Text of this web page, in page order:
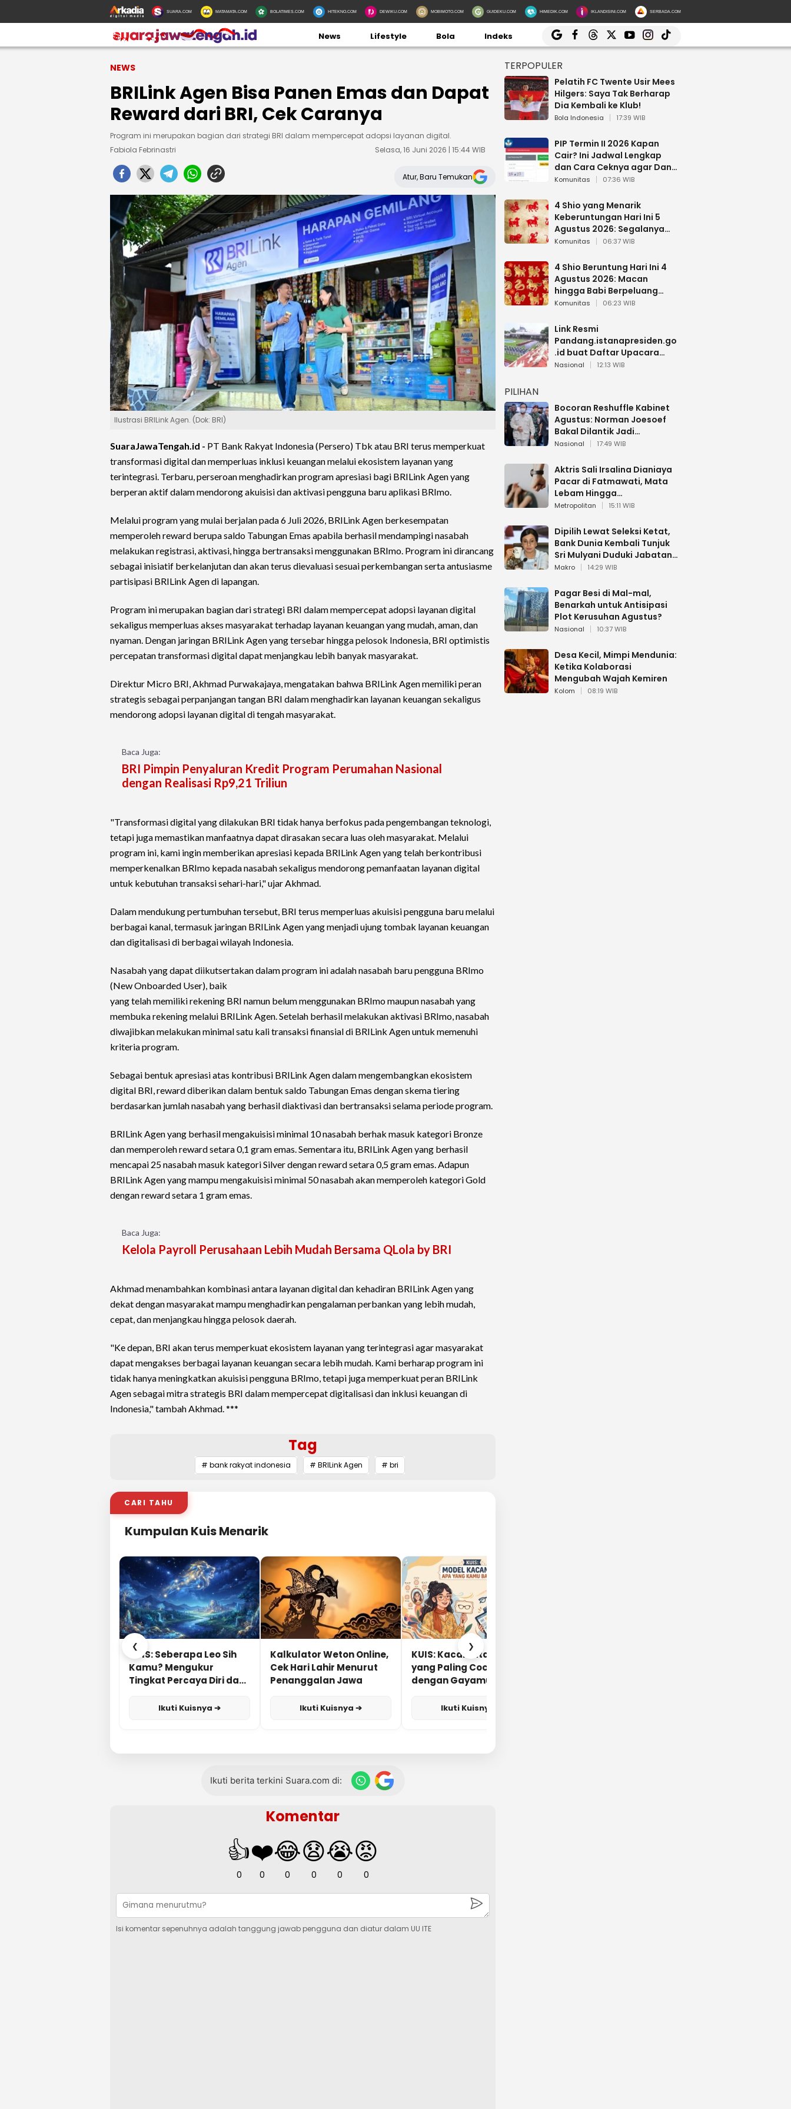
SUARA.COM MATAMATA.COM BOLATIMES.COM HITEKNO.COM DEWIKU.COM MOBIMOTO.COM GUIDEKU.COM HIMEDIK.COM IKLANDISINI.COM SERBADA.COM
News Lifestyle Bola Indeks
NEWS
BRILink Agen Bisa Panen Emas dan Dapat
Reward dari BRI, Cek Caranya
Program ini merupakan bagian dari strategi BRI dalam mempercepat adopsi layanan digital.
Fabiola Febrinastri
Selasa, 16 Juni 2026 | 15:44 WIB
Atur, Baru Temukan
Ilustrasi BRILink Agen. (Dok: BRI)
SuaraJawaTengah.id - PT Bank Rakyat Indonesia (Persero) Tbk atau BRI terus memperkuat
transformasi digital dan memperluas inklusi keuangan melalui ekosistem layanan yang
terintegrasi. Terbaru, perseroan menghadirkan program apresiasi bagi BRILink Agen yang
berperan aktif dalam mendorong akuisisi dan aktivasi pengguna baru aplikasi BRImo.
Melalui program yang mulai berjalan pada 6 Juli 2026, BRILink Agen berkesempatan
memperoleh reward berupa saldo Tabungan Emas apabila berhasil mendampingi nasabah
melakukan registrasi, aktivasi, hingga bertransaksi menggunakan BRImo. Program ini dirancang
sebagai inisiatif berkelanjutan dan akan terus dievaluasi sesuai perkembangan serta antusiasme
partisipasi BRILink Agen di lapangan.
Program ini merupakan bagian dari strategi BRI dalam mempercepat adopsi layanan digital
sekaligus memperluas akses masyarakat terhadap layanan keuangan yang mudah, aman, dan
nyaman. Dengan jaringan BRILink Agen yang tersebar hingga pelosok Indonesia, BRI optimistis
percepatan transformasi digital dapat menjangkau lebih banyak masyarakat.
Direktur Micro BRI, Akhmad Purwakajaya, mengatakan bahwa BRILink Agen memiliki peran
strategis sebagai perpanjangan tangan BRI dalam menghadirkan layanan keuangan sekaligus
mendorong adopsi layanan digital di tengah masyarakat.
Baca Juga:
BRI Pimpin Penyaluran Kredit Program Perumahan Nasional
dengan Realisasi Rp9,21 Triliun
"Transformasi digital yang dilakukan BRI tidak hanya berfokus pada pengembangan teknologi,
tetapi juga memastikan manfaatnya dapat dirasakan secara luas oleh masyarakat. Melalui
program ini, kami ingin memberikan apresiasi kepada BRILink Agen yang telah berkontribusi
memperkenalkan BRImo kepada nasabah sekaligus mendorong pemanfaatan layanan digital
untuk kebutuhan transaksi sehari-hari," ujar Akhmad.
Dalam mendukung pertumbuhan tersebut, BRI terus memperluas akuisisi pengguna baru melalui
berbagai kanal, termasuk jaringan BRILink Agen yang menjadi ujung tombak layanan keuangan
dan digitalisasi di berbagai wilayah Indonesia.
Nasabah yang dapat diikutsertakan dalam program ini adalah nasabah baru pengguna BRImo
(New Onboarded User), baik
yang telah memiliki rekening BRI namun belum menggunakan BRImo maupun nasabah yang
membuka rekening melalui BRILink Agen. Setelah berhasil melakukan aktivasi BRImo, nasabah
diwajibkan melakukan minimal satu kali transaksi finansial di BRILink Agen untuk memenuhi
kriteria program.
Sebagai bentuk apresiasi atas kontribusi BRILink Agen dalam mengembangkan ekosistem
digital BRI, reward diberikan dalam bentuk saldo Tabungan Emas dengan skema tiering
berdasarkan jumlah nasabah yang berhasil diaktivasi dan bertransaksi selama periode program.
BRILink Agen yang berhasil mengakuisisi minimal 10 nasabah berhak masuk kategori Bronze
dan memperoleh reward setara 0,1 gram emas. Sementara itu, BRILink Agen yang berhasil
mencapai 25 nasabah masuk kategori Silver dengan reward setara 0,5 gram emas. Adapun
BRILink Agen yang mampu mengakuisisi minimal 50 nasabah akan memperoleh kategori Gold
dengan reward setara 1 gram emas.
Baca Juga:
Kelola Payroll Perusahaan Lebih Mudah Bersama QLola by BRI
Akhmad menambahkan kombinasi antara layanan digital dan kehadiran BRILink Agen yang
dekat dengan masyarakat mampu menghadirkan pengalaman perbankan yang lebih mudah,
cepat, dan menjangkau hingga pelosok daerah.
"Ke depan, BRI akan terus memperkuat ekosistem layanan yang terintegrasi agar masyarakat
dapat mengakses berbagai layanan keuangan secara lebih mudah. Kami berharap program ini
tidak hanya meningkatkan akuisisi pengguna BRImo, tetapi juga memperkuat peran BRILink
Agen sebagai mitra strategis BRI dalam mempercepat digitalisasi dan inklusi keuangan di
Indonesia," tambah Akhmad. ***
Tag
# bank rakyat indonesia # BRILink Agen # bri
CARI TAHU
Kumpulan Kuis Menarik
❮
KUIS: Seberapa Leo Sih
Kamu? Mengukur
Tingkat Percaya Diri dan
Ikuti Kuisnya ➔
Kalkulator Weton Online,
Cek Hari Lahir Menurut
Penanggalan Jawa
Ikuti Kuisnya ➔
KUIS: Kacamata Apa
yang Paling Cocok
dengan Gayamu?
Ikuti Kuisnya ➔
❯
Ikuti berita terkini Suara.com di:
Komentar
👍
0
❤️
0
😂
0
😧
0
😭
0
😡
0
Isi komentar sepenuhnya adalah tanggung jawab pengguna dan diatur dalam UU ITE
TERPOPULER
Pelatih FC Twente Usir Mees
Hilgers: Saya Tak Berharap
Dia Kembali ke Klub!
Bola Indonesia 17:39 WIB
PIP Termin II 2026 Kapan
Cair? Ini Jadwal Lengkap
dan Cara Ceknya agar Dana
Tidak Hangus!
Komunitas 07:36 WIB
4 Shio yang Menarik
Keberuntungan Hari Ini 5
Agustus 2026: Segalanya
Berjalan Lancar
Komunitas 06:37 WIB
4 Shio Beruntung Hari Ini 4
Agustus 2026: Macan
hingga Babi Berpeluang
Dapat Kabar Baik
Komunitas 06:23 WIB
Link Resmi
Pandang.istanapresiden.go
.id buat Daftar Upacara
Bendera HUT RI di Istana
Nasional 12:13 WIB
PILIHAN
Bocoran Reshuffle Kabinet
Agustus: Norman Joesoef
Bakal Dilantik Jadi
Wamenhan RI
Nasional 17:49 WIB
Aktris Sali Irsalina Dianiaya
Pacar di Fatmawati, Mata
Lebam Hingga
Diselamatkan Polantas
Metropolitan 15:11 WIB
Dipilih Lewat Seleksi Ketat,
Bank Dunia Kembali Tunjuk
Sri Mulyani Duduki Jabatan
Strategis
Makro 14:29 WIB
Pagar Besi di Mal-mal,
Benarkah untuk Antisipasi
Plot Kerusuhan Agustus?
Nasional 10:37 WIB
Desa Kecil, Mimpi Mendunia:
Ketika Kolaborasi
Mengubah Wajah Kemiren
Kolom 08:19 WIB